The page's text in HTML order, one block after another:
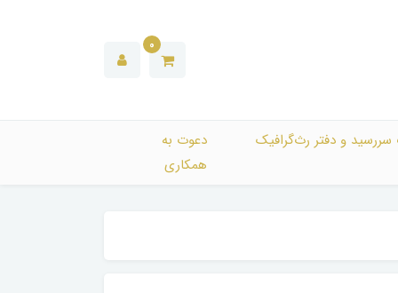
0
سررسید و دفتر رث‌گرافیک
دعوت به
همکاری